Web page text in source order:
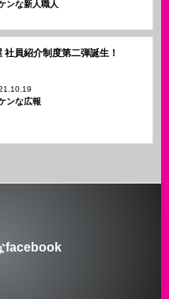
ンな新人職人
社員紹介制度第二弾誕生！
ンな広報
facebook